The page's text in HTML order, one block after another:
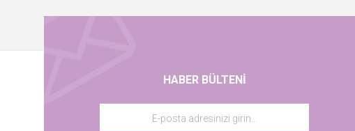
HABER BÜLTENI